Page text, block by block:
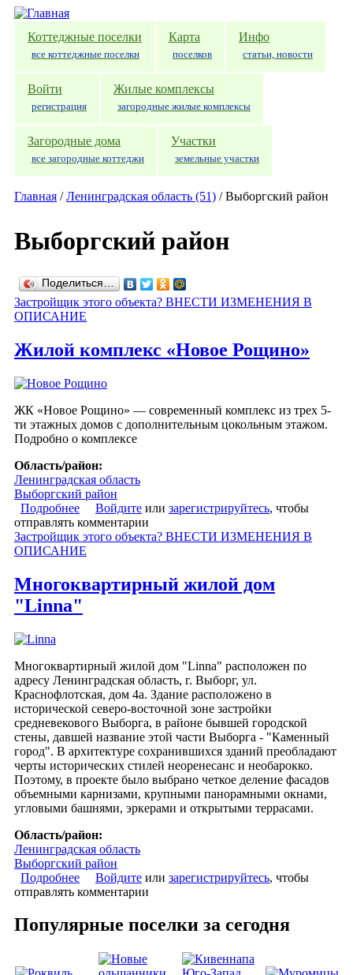
Перейти к основному содержанию
Коттеджные поселки
все коттеджные поселки
Карта
поселков
Инфо
статьи, новости
Войти
регистрация
Жилые комплексы
загородные жилые комплексы
Загородные дома
все загородные коттеджи
Участки
земельные участки
Главная / Ленинградская область (51) /Выборгский район
Выборгский район
Поделиться…
Застройщик этого объекта? ВНЕСТИ ИЗМЕНЕНИЯ В
ОПИСАНИЕ
Жилой комплекс «Новое Рощино»
ЖК «Новое Рощино» — современный комплекс из трех 5-
ти этажных домов с дополнительным цокольным этажом.
Подробно о комплексе
Область/район:
Ленинградская область
Выборгский район
Подробнее о Жилой комплекс «Новое Рощино»
Войдите или зарегистрируйтесь, чтобы
отправлять комментарии
Застройщик этого объекта? ВНЕСТИ ИЗМЕНЕНИЯ В
ОПИСАНИЕ
Многоквартирный жилой дом
"Linna"
Многоквартирный жилой дом "Linna" расположен по
адресу Ленинградская область, г. Выборг, ул.
Краснофлотская, дом 4а. Здание расположено в
исторической северо-восточной зоне застройки
средневекового Выборга, в районе бывшей городской
стены, давшей название этой части Выборга - "Каменный
город". В архитектуре сохранившихся зданий преобладают
черты исторических стилей неоренесанс и необарокко.
Поэтому, в проекте было выбрано четкое деление фасадов
объемными карнизами, крупными панорамными окнами,
угловыми башнями, эркерами и открытыми террасами.
Область/район:
Ленинградская область
Выборгский район
Подробнее о Многоквартирный жилой дом "Linna"
Войдите или зарегистрируйтесь, чтобы
отправлять комментарии
Популярные поселки за сегодня